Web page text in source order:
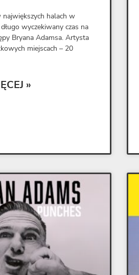
największych halach w
wyczekiwany czas na
Bryana Adamsa. Artysta
miejscach – 20
»